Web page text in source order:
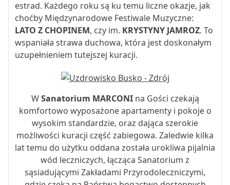
estrad. Każdego roku są ku temu liczne okazje, jak
choćby Międzynarodowe Festiwale Muzyczne:
LATO Z CHOPINEM, czy im. KRYSTYNY JAMROZ. To
wspaniała strawa duchowa, która jest doskonałym
uzupełnieniem tutejszej kuracji.
WSanatorium MARCONIna Gości czekają
komfortowo wyposażone apartamenty i pokoje o
wysokim standardzie, oraz dająca szerokie
możliwości kuracji część zabiegowa. Zaledwie kilka
lat temu do użytku oddana została urokliwa pijalnia
wód leczniczych, łącząca Sanatorium z
sąsiadującymi Zakładami Przyrodoleczniczymi,